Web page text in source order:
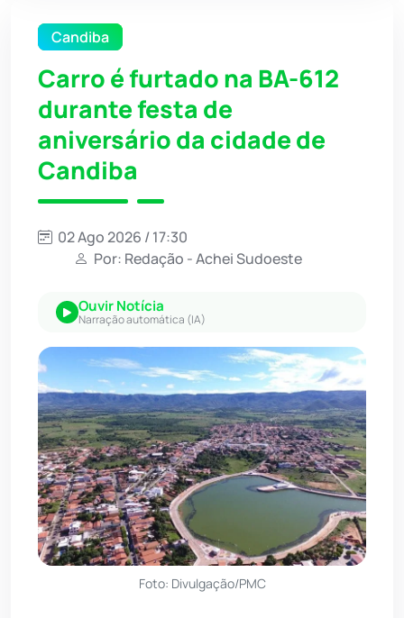
Candiba
Carro é furtado na BA-612
durante festa de
aniversário da cidade de
Candiba
02 Ago 2026 / 17:30
Por: Redação - Achei Sudoeste
Ouvir Notícia
Narração automática (IA)
Foto: Divulgação/PMC